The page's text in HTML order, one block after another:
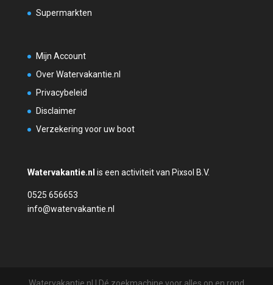
Supermarkten
Mijn Account
Over Watervakantie.nl
Privacybeleid
Disclaimer
Verzekering voor uw boot
Watervakantie.nl is een activiteit van Pixsol B.V.
0525 656653
info@watervakantie.nl